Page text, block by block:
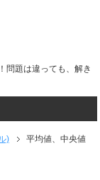
問題は違っても、解き
)
平均値、中央値